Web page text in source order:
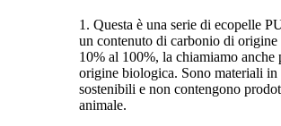
1. Questa è una serie di ecopelle
un contenuto di carbonio di
10% al 100%, la chiamiamo anche
origine biologica. Sono materiali in
sostenibili e non contengono
animale.